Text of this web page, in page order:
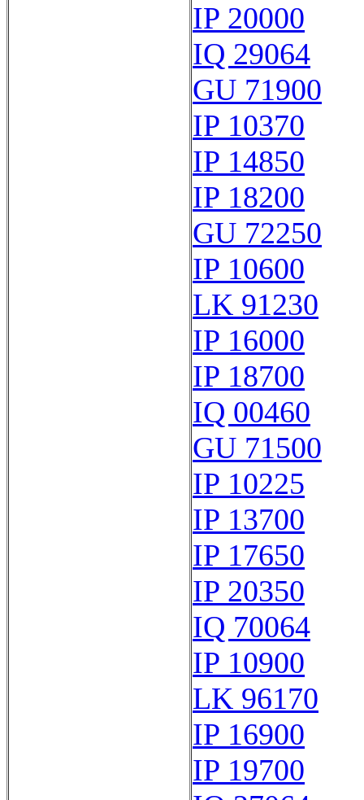
IP 20000
IQ 29064
GU 71900
IP 10370
IP 14850
IP 18200
GU 72250
IP 10600
LK 91230
IP 16000
IP 18700
IQ 00460
GU 71500
IP 10225
IP 13700
IP 17650
IP 20350
IQ 70064
IP 10900
LK 96170
IP 16900
IP 19700